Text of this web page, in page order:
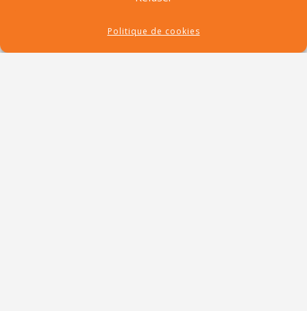
Politique de cookies
RECHERCHE